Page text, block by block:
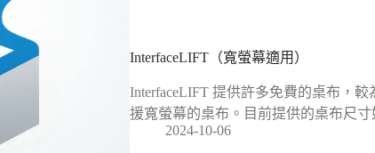
InterfaceLIFT（寬螢幕適用）
InterfaceLIFT 提供許多免費的桌布，
援寬螢幕的桌布。目前提供的桌布尺
2024-10-06